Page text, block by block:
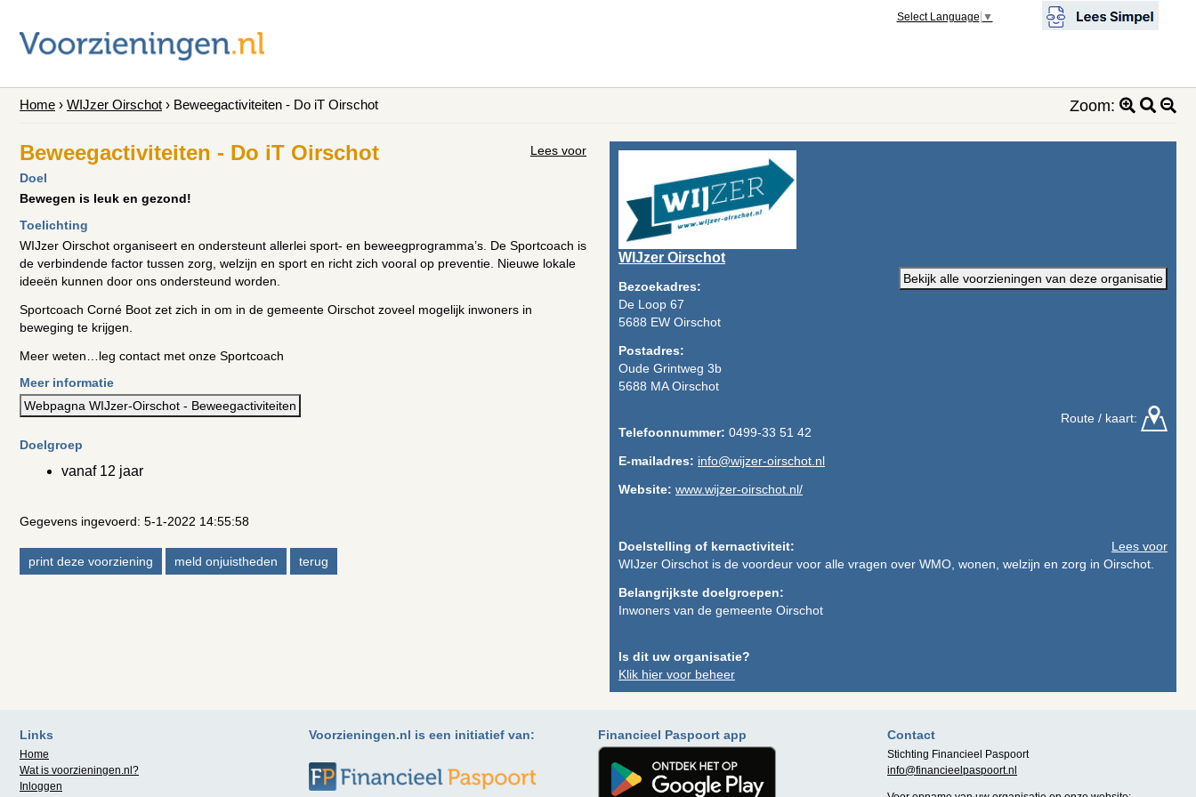
Select Language ▼
Home › WIJzer Oirschot › Beweegactiviteiten - Do iT Oirschot Zoom:
Lees voor
Beweegactiviteiten - Do iT Oirschot
Doel
Bewegen is leuk en gezond!
Toelichting
WIJzer Oirschot organiseert en ondersteunt allerlei sport- en beweegprogramma’s. De Sportcoach is
de verbindende factor tussen zorg, welzijn en sport en richt zich vooral op preventie. Nieuwe lokale
ideeën kunnen door ons ondersteund worden.
Sportcoach Corné Boot zet zich in om in de gemeente Oirschot zoveel mogelijk inwoners in
beweging te krijgen.
Meer weten…leg contact met onze Sportcoach
Meer informatie
Webpagna WIJzer-Oirschot - Beweegactiviteiten
Doelgroep
vanaf 12 jaar
Gegevens ingevoerd: 5-1-2022 14:55:58
WIJzer Oirschot
Bekijk alle voorzieningen van deze organisatie
Bezoekadres:
De Loop 67
5688 EW Oirschot
Postadres:
Oude Grintweg 3b
5688 MA Oirschot
Route / kaart:
Telefoonnummer: 0499-33 51 42
E-mailadres: info@wijzer-oirschot.nl
Website: www.wijzer-oirschot.nl/
Lees voor
Doelstelling of kernactiviteit:
WIJzer Oirschot is de voordeur voor alle vragen over WMO, wonen, welzijn en zorg in Oirschot.
Belangrijkste doelgroepen:
Inwoners van de gemeente Oirschot
Is dit uw organisatie?
Klik hier voor beheer
Links
Home
Wat is voorzieningen.nl ?
Inloggen
Voorzieningen.nl is een initiatief van: Financieel Paspoort app Contact
Stichting Financieel Paspoort
info@financieelpaspoort.nl